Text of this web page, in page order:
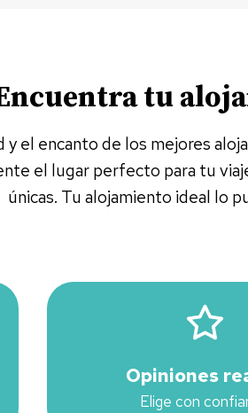
tu
y el encanto de los mejores
el lugar perfecto para tu
únicas. Tu alojamiento ideal lo
Opiniones
Elige con